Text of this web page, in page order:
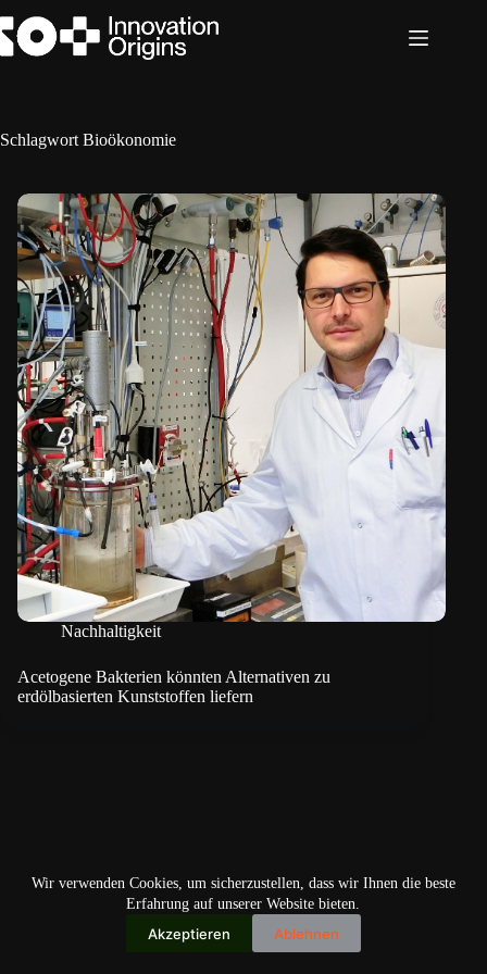
Inhalt
springen
Wir verwenden Cookies, um sicherzustellen, dass wir Ihnen die beste
Erfahrung auf unserer Website bieten.
Akzeptieren Ablehnen
Schlagwort Bioökonomie
Nachhaltigkeit
Acetogene Bakterien könnten Alternativen zu
erdölbasierten Kunststoffen liefern